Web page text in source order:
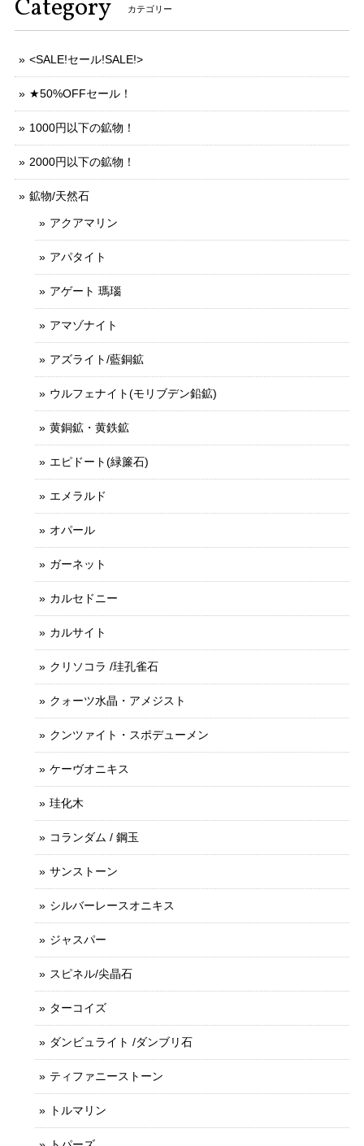
Category カテゴリー
<SALE!セール!SALE!>
★50%OFFセール！
1000円以下の鉱物！
2000円以下の鉱物！
鉱物/天然石
アクアマリン
アパタイト
アゲート 瑪瑙
アマゾナイト
アズライト/藍銅鉱
ウルフェナイト(モリブデン鉛鉱)
黄銅鉱・黄鉄鉱
エピドート(緑簾石)
エメラルド
オパール
ガーネット
カルセドニー
カルサイト
クリソコラ /珪孔雀石
クォーツ水晶・アメジスト
クンツァイト・スポデューメン
ケーヴオニキス
珪化木
コランダム / 鋼玉
サンストーン
シルバーレースオニキス
ジャスパー
スピネル/尖晶石
ターコイズ
ダンビュライト /ダンブリ石
ティファニーストーン
トルマリン